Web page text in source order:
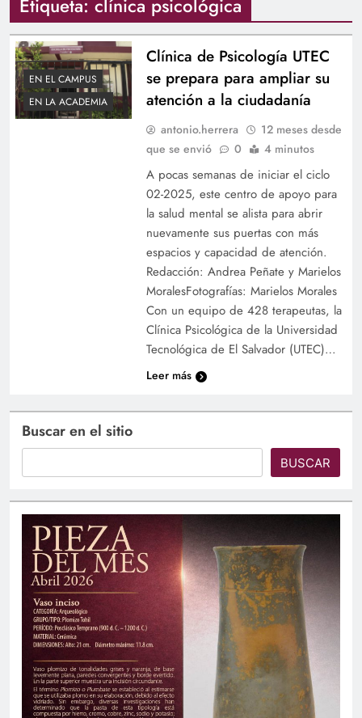
Etiqueta: clínica psicológica
EN EL CAMPUS
EN LA ACADEMIA
Clínica de Psicología UTEC
se prepara para ampliar su
atención a la ciudadanía
antonio.herrera
12 meses desde
que se envió
0 4 minutos
A pocas semanas de iniciar el ciclo
02-2025, este centro de apoyo para
la salud mental se alista para abrir
nuevamente sus puertas con más
espacios y capacidad de atención.
Redacción: Andrea Peñate y Marielos
MoralesFotografías: Marielos Morales
Con un equipo de 428 terapeutas, la
Clínica Psicológica de la Universidad
Tecnológica de El Salvador (UTEC)…
Leer más
Buscar en el sitio
BUSCAR